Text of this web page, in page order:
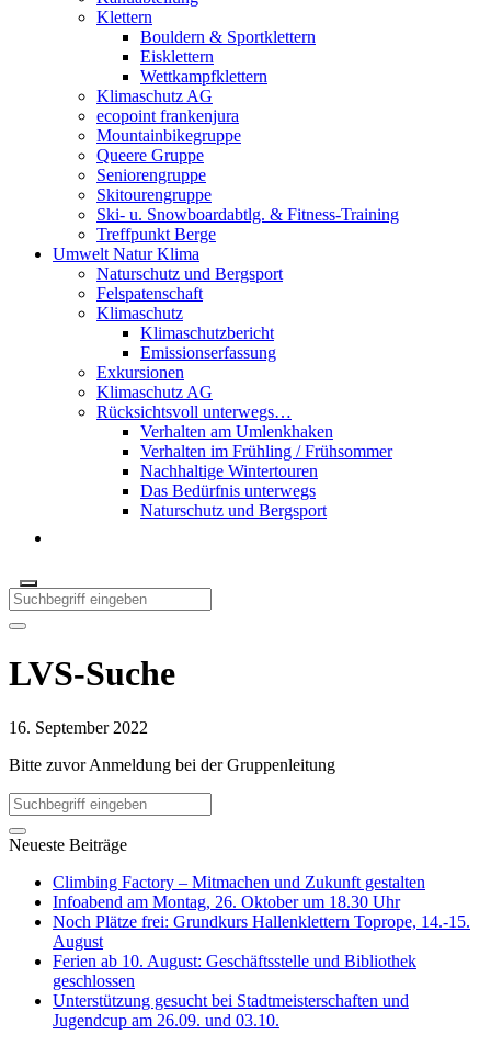
Klettern
Bouldern & Sportklettern
Eisklettern
Wettkampfklettern
Klimaschutz AG
ecopoint frankenjura
Mountainbikegruppe
Queere Gruppe
Seniorengruppe
Skitourengruppe
Ski- u. Snowboardabtlg. & Fitness-Training
Treffpunkt Berge
Umwelt Natur Klima
Naturschutz und Bergsport
Felspatenschaft
Klimaschutz
Klimaschutzbericht
Emissionserfassung
Exkursionen
Klimaschutz AG
Rücksichtsvoll unterwegs…
Verhalten am Umlenkhaken
Verhalten im Frühling / Frühsommer
Nachhaltige Wintertouren
Das Bedürfnis unterwegs
Naturschutz und Bergsport
LVS-Suche
16. September 2022
Bitte zuvor Anmeldung bei der Gruppenleitung
Neueste Beiträge
Climbing Factory – Mitmachen und Zukunft gestalten
Infoabend am Montag, 26. Oktober um 18.30 Uhr
Noch Plätze frei: Grundkurs Hallenklettern Toprope, 14.-15.
August
Ferien ab 10. August: Geschäftsstelle und Bibliothek
geschlossen
Unterstützung gesucht bei Stadtmeisterschaften und
Jugendcup am 26.09. und 03.10.